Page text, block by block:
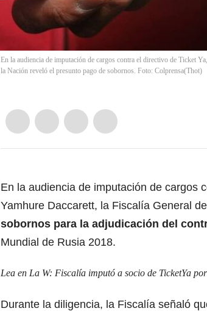
En la audiencia de imputación de cargos contra el directivo de Ticket
la Nación reveló el presunto pago de sobornos. Foto: Colprensa(Thot)
En la audiencia de imputación de cargos
Yamhure Daccarett, la Fiscalía General
sobornos para la adjudicación del
Mundial de Rusia 2018.
Lea en La W: Fiscalía imputó a socio de TicketYa
Durante la diligencia, la Fiscalía señaló